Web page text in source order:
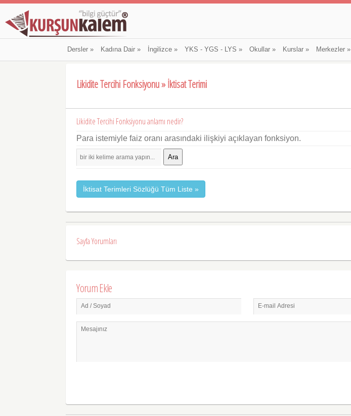
Dersler» Kadına Dair» İngilizce» YKS - YGS - LYS » Okullar» Kurslar» Merkezler»
Likidite Tercihi Fonksiyonu » İktisat Terimi
Likidite Tercihi Fonksiyonu anlamı nedir?
Para istemiyle faiz oranı arasındaki ilişkiyi açıklayan fonksiyon.
Ara
İktisat Terimleri Sözlüğü Tüm Liste »
Sayfa Yorumları
Yorum Ekle
Ad / Soyad E-mail Adresi
Mesajınız